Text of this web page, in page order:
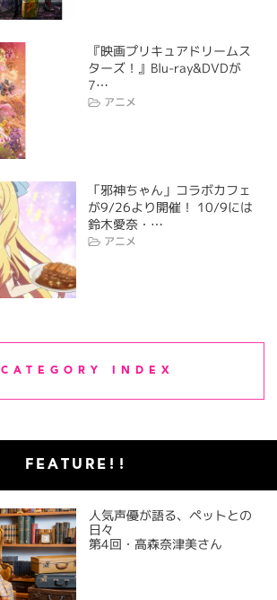
『映画プリキュアドリームス
ターズ！』Blu-ray&DVDが
7…
アニメ
「邪神ちゃん」コラボカフェ
が9/26より開催！ 10/9には
鈴木愛奈・…
アニメ
CATEGORY INDEX
FEATURE!!
人気声優が語る、ペットとの
日々
第4回・高森奈津美さん